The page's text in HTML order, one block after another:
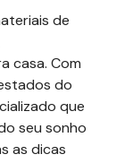
de
casa. Com
do
que
seu sonho
as dicas